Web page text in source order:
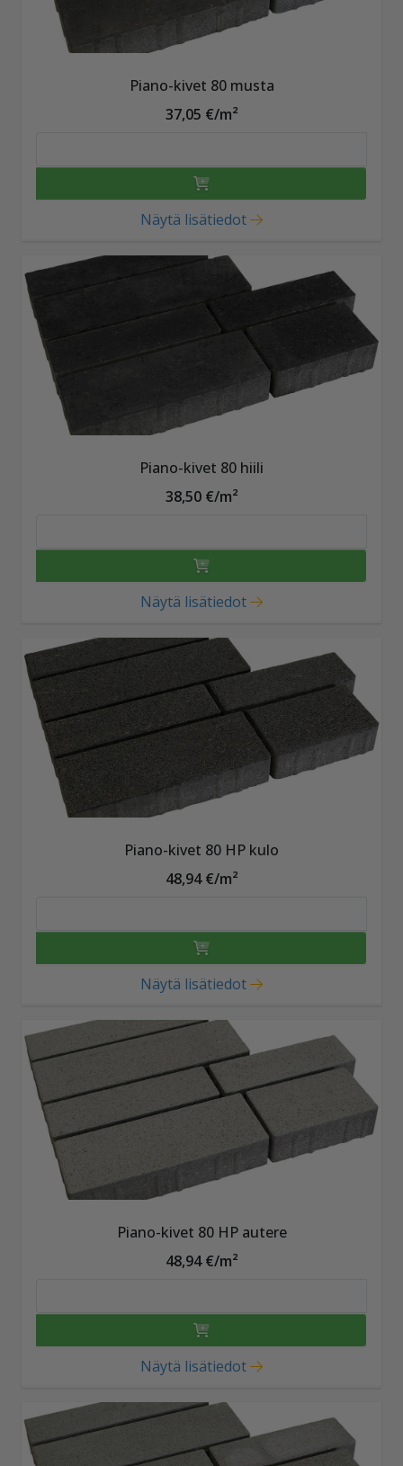
Piano-kivet 80 musta
37,05 €/m²
Näytä lisätiedot
Piano-kivet 80 hiili
38,50 €/m²
Näytä lisätiedot
Piano-kivet 80 HP kulo
48,94 €/m²
Näytä lisätiedot
Piano-kivet 80 HP autere
48,94 €/m²
Näytä lisätiedot